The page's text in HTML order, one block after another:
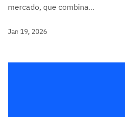
mercado, que combina...
Jan 19, 2026